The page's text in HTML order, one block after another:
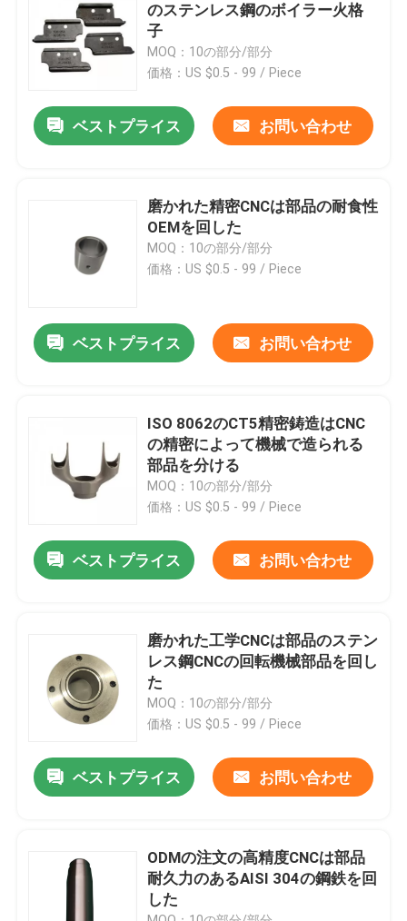
プロダクト
工場旅行
私達に連絡しなさい
消失型鋳造法の部品
精密消失型鋳造法
ロストワックスインベストメントキャスティング
のステンレス鋼のボイラー火格
子
MOQ：10の部分/部分
価格：US $0.5 - 99 / Piece
ベストプライス お問い合わせ
磨かれた精密CNCは部品の耐食性
OEMを回した
MOQ：10の部分/部分
価格：US $0.5 - 99 / Piece
ベストプライス お問い合わせ
ISO 8062のCT5精密鋳造はCNC
の精密によって機械で造られる
部品を分ける
MOQ：10の部分/部分
価格：US $0.5 - 99 / Piece
ベストプライス お問い合わせ
磨かれた工学CNCは部品のステン
レス鋼CNCの回転機械部品を回し
た
MOQ：10の部分/部分
価格：US $0.5 - 99 / Piece
ベストプライス お問い合わせ
ODMの注文の高精度CNCは部品
耐久力のあるAISI 304の鋼鉄を回
した